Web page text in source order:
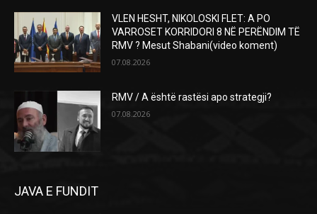
VLEN HESHT, NIKOLOSKI FLET: A PO
VARROSET KORRIDORI 8 NË PERËNDIM TË
RMV ? Mesut Shabani(video koment)
07.08.2026
RMV / A është rastësi apo strategji?
07.08.2026
JAVA E FUNDIT